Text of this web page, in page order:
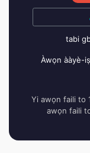
tabi
Àwọn ààyè-
Yi awọn faili to
awọn faili